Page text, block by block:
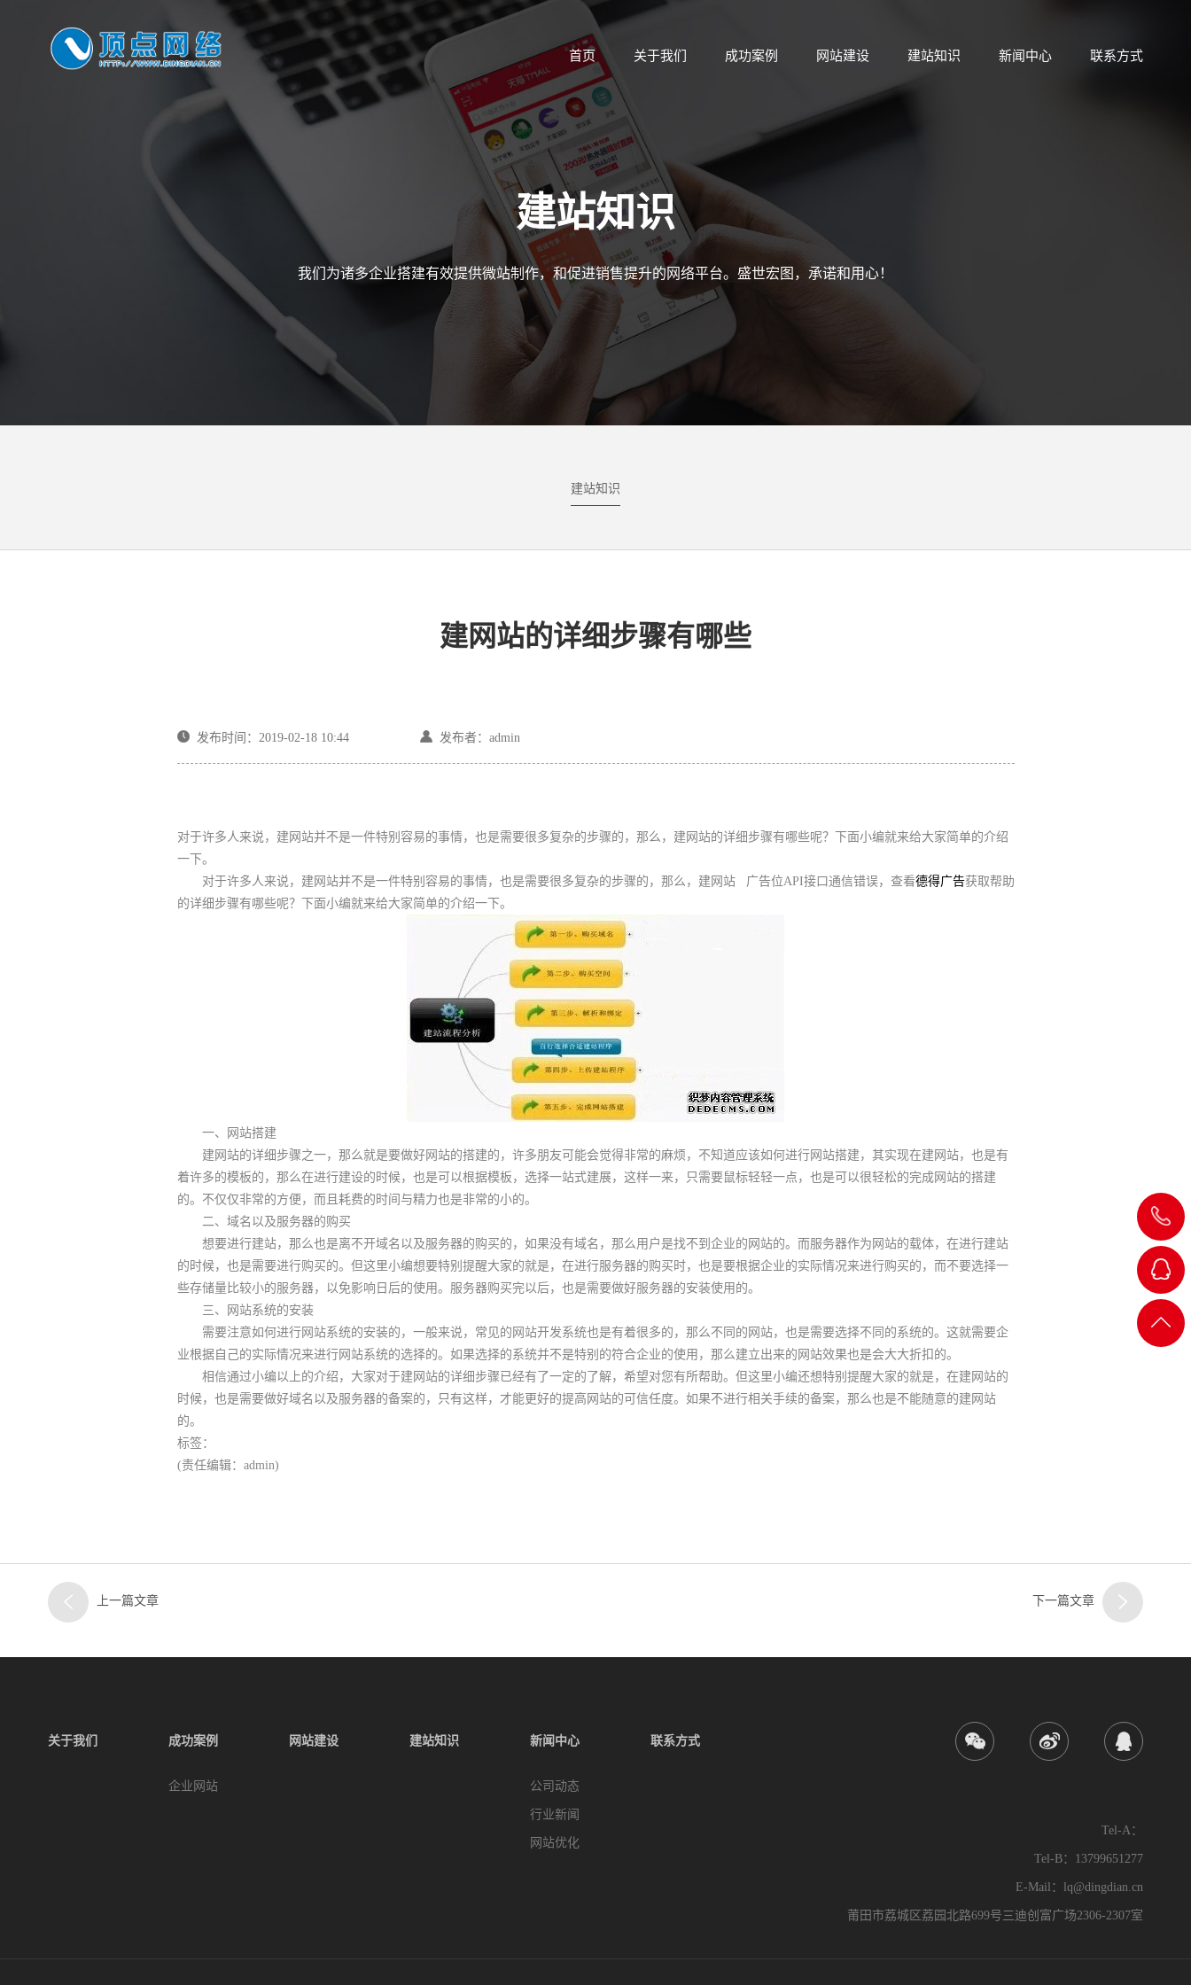
首页 关于我们 成功案例 网站建设 建站知识 新闻中心 联系方式
QQ客
返回
建站知识
我们为诸多企业搭建有效提供微站制作，和促进销售提升的网络平台。盛世宏图，承诺和用心！
建站知识
建网站的详细步骤有哪些
发布时间：2019-02-18 10:44 发布者：admin
对于许多人来说，建网站并不是一件特别容易的事情，也是需要很多复杂的步骤的，那么，建网站的详细步骤有哪些呢？下面小编就来给大家简单的介绍
一下。
广告位API接口通信错误，查看德得广告获取帮助
对于许多人来说，建网站并不是一件特别容易的事情，也是需要很多复杂的步骤的，那么，建网站
的详细步骤有哪些呢？下面小编就来给大家简单的介绍一下。
一、网站搭建
建网站的详细步骤之一，那么就是要做好网站的搭建的，许多朋友可能会觉得非常的麻烦，不知道应该如何进行网站搭建，其实现在建网站，也是有
着许多的模板的，那么在进行建设的时候，也是可以根据模板，选择一站式建展，这样一来，只需要鼠标轻轻一点，也是可以很轻松的完成网站的搭建
的。不仅仅非常的方便，而且耗费的时间与精力也是非常的小的。
二、域名以及服务器的购买
想要进行建站，那么也是离不开域名以及服务器的购买的，如果没有域名，那么用户是找不到企业的网站的。而服务器作为网站的载体，在进行建站
的时候，也是需要进行购买的。但这里小编想要特别提醒大家的就是，在进行服务器的购买时，也是要根据企业的实际情况来进行购买的，而不要选择一
些存储量比较小的服务器，以免影响日后的使用。服务器购买完以后，也是需要做好服务器的安装使用的。
三、网站系统的安装
需要注意如何进行网站系统的安装的，一般来说，常见的网站开发系统也是有着很多的，那么不同的网站，也是需要选择不同的系统的。这就需要企
业根据自己的实际情况来进行网站系统的选择的。如果选择的系统并不是特别的符合企业的使用，那么建立出来的网站效果也是会大大折扣的。
相信通过小编以上的介绍，大家对于建网站的详细步骤已经有了一定的了解，希望对您有所帮助。但这里小编还想特别提醒大家的就是，在建网站的
时候，也是需要做好域名以及服务器的备案的，只有这样，才能更好的提高网站的可信任度。如果不进行相关手续的备案，那么也是不能随意的建网站
的。
标签：
(责任编辑：admin)
上一篇文章 下一篇文章
关于我们 成功案例
企业网站
网站建设 建站知识 新闻中心
公司动态
行业新闻
网站优化
联系方式
Tel-A：
Tel-B：13799651277
E-Mail：lq@dingdian.cn
莆田市荔城区荔园北路699号三迪创富广场2306-2307室